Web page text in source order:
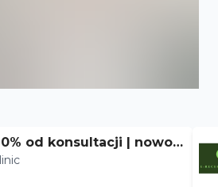
od konsultacji | nowoc